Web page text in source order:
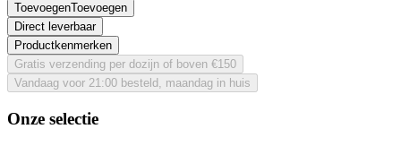
ToevoegenToevoegen
Direct leverbaar
Productkenmerken
Gratis verzending per dozijn of boven €150
Vandaag voor 21:00 besteld, maandag in huis
Onze selectie